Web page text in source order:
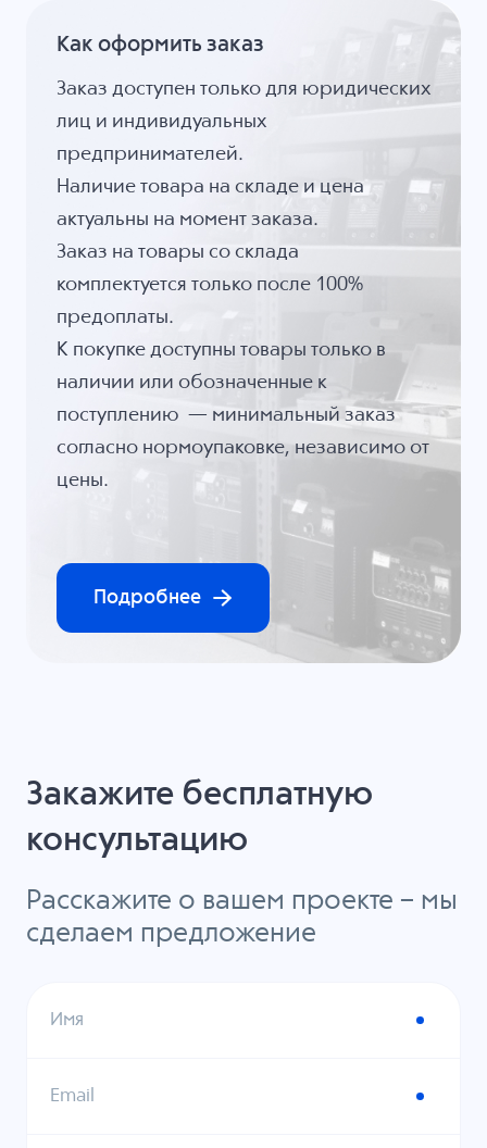
Как оформить заказ
Заказ доступен только для юридических
лиц и индивидуальных
предпринимателей.
Наличие товара на складе и цена
актуальны на момент заказа.
Заказ на товары со склада
комплектуется только после 100%
предоплаты.
К покупке доступны товары только в
наличии или обозначенные к
поступлению — минимальный заказ
согласно нормоупаковке, независимо от
цены.
Подробнее
Закажите бесплатную
консультацию
Расскажите о вашем проекте – мы
сделаем предложение
Имя
Email